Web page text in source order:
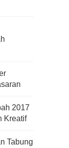
2017
Kreatif
Tabung